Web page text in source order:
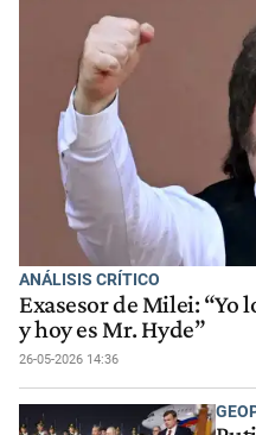
ANÁLISIS CRÍTICO
Exasesor de Milei: “Yo
y hoy es Mr. Hyde”
26-05-2026 14:36